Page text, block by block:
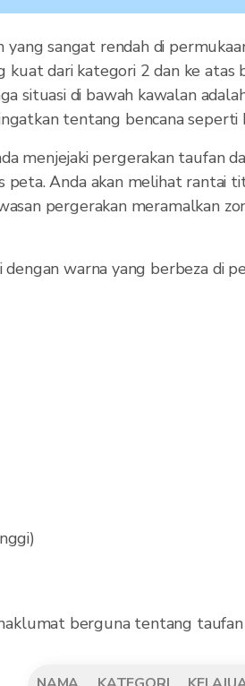
sangat rendah di
dari kategori 2 dan ke atas
situasi di bawah kawalan
tentang bencana
menjejaki pergerakan
peta. Anda akan melihat
pergerakan meramalkan
warna yang berbeza di
berguna tentang